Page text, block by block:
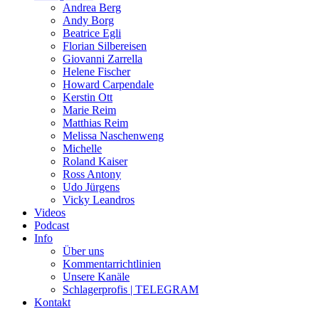
Andrea Berg
Andy Borg
Beatrice Egli
Florian Silbereisen
Giovanni Zarrella
Helene Fischer
Howard Carpendale
Kerstin Ott
Marie Reim
Matthias Reim
Melissa Naschenweng
Michelle
Roland Kaiser
Ross Antony
Udo Jürgens
Vicky Leandros
Videos
Podcast
Info
Über uns
Kommentarrichtlinien
Unsere Kanäle
Schlagerprofis | TELEGRAM
Kontakt